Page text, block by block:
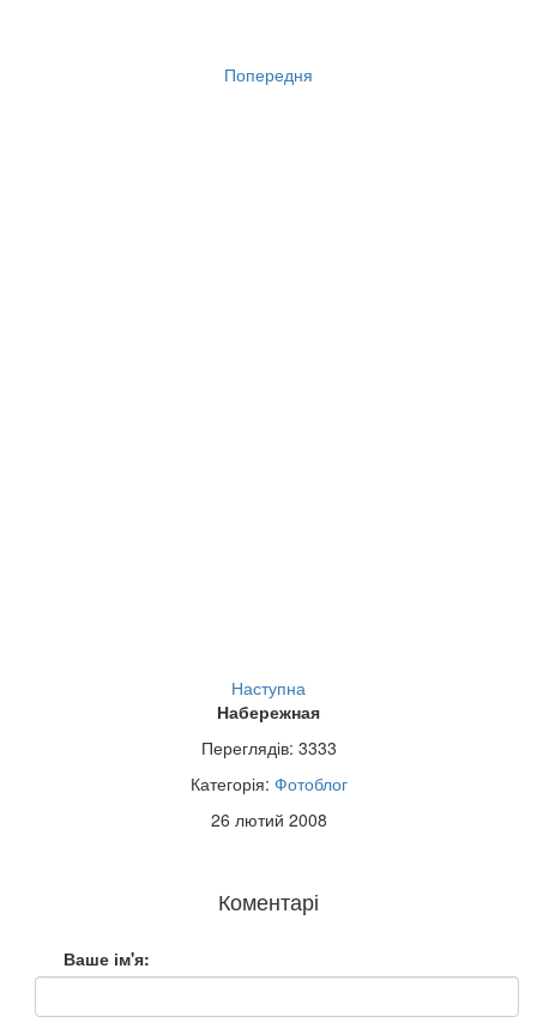
Попередня
Наступна
Набережная
Переглядів: 3333
Категорія: Фотоблог
26 лютий 2008
Коментарі
Ваше ім'я: